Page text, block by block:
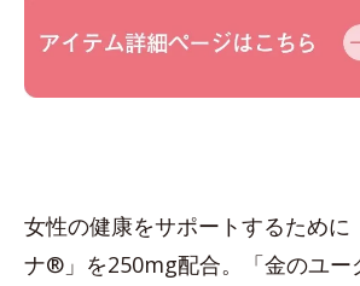
女性の健康をサポートするために
ナ®」を250mg配合。「金のユ